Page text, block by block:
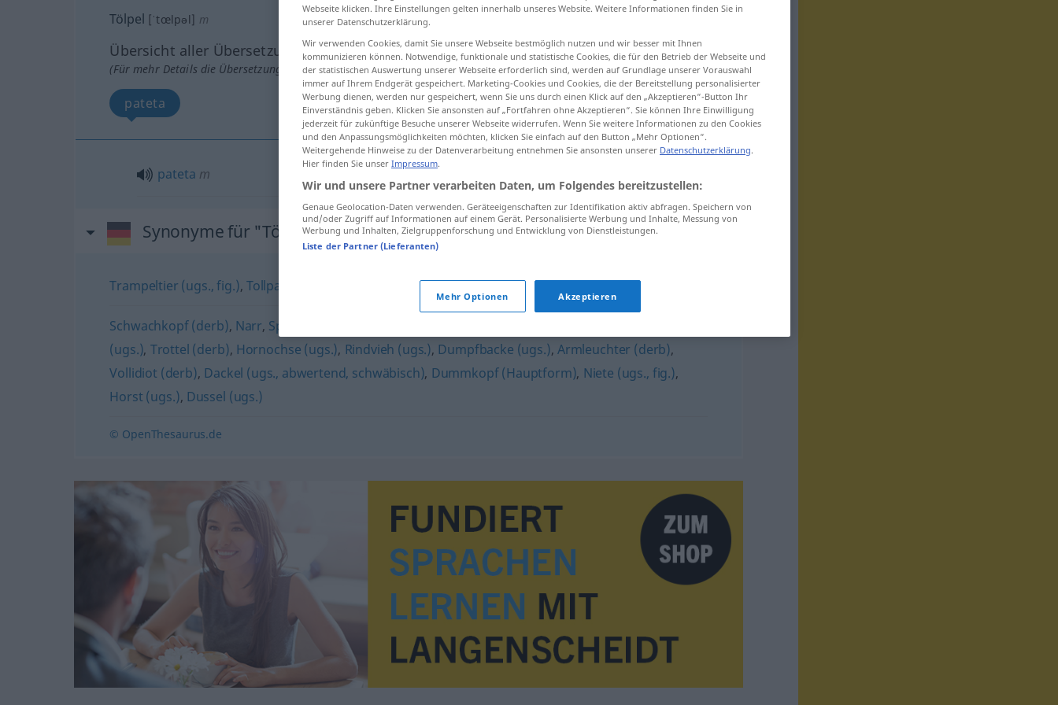
Tölpel [ˈtœlpəl] m
Übersicht aller Übersetzungen
(Für mehr Details die Übersetzung anklicken/antippen)
pateta
pateta m
Synonyme für "Tölpel"
Trampeltier (ugs., fig.), Tollpatsch
Schwachkopf (derb), Narr, Spaten (ugs.)
(ugs.), Trottel (derb), Hornochse (ugs.), Rindvieh (ugs.), Dumpfbacke (ugs.), Armleuchter (derb),
Vollidiot (derb), Dackel (ugs., abwertend, schwäbisch), Dummkopf (Hauptform), Niete (ugs., fig.),
Horst (ugs.), Dussel (ugs.)
© OpenThesaurus.de
Webseite klicken. Ihre Einstellungen gelten innerhalb unseres Website. Weitere Informationen finden Sie in
unserer Datenschutzerklärung.
Wir verwenden Cookies, damit Sie unsere Webseite bestmöglich nutzen und wir besser mit Ihnen
kommunizieren können. Notwendige, funktionale und statistische Cookies, die für den Betrieb der Webseite und
der statistischen Auswertung unserer Webseite erforderlich sind, werden auf Grundlage unserer Vorauswahl
immer auf Ihrem Endgerät gespeichert. Marketing-Cookies und Cookies, die der Bereitstellung personalisierter
Werbung dienen, werden nur gespeichert, wenn Sie uns durch einen Klick auf den „Akzeptieren“-Button Ihr
Einverständnis geben. Klicken Sie ansonsten auf „Fortfahren ohne Akzeptieren“. Sie können Ihre Einwilligung
jederzeit für zukünftige Besuche unserer Webseite widerrufen. Wenn Sie weitere Informationen zu den Cookies
und den Anpassungsmöglichkeiten möchten, klicken Sie einfach auf den Button „Mehr Optionen“.
Weitergehende Hinweise zu der Datenverarbeitung entnehmen Sie ansonsten unserer Datenschutzerklärung.
Hier finden Sie unser Impressum.
Wir und unsere Partner verarbeiten Daten, um Folgendes bereitzustellen:
Genaue Geolocation-Daten verwenden. Geräteeigenschaften zur Identifikation aktiv abfragen. Speichern von
und/oder Zugriff auf Informationen auf einem Gerät. Personalisierte Werbung und Inhalte, Messung von
Werbung und Inhalten, Zielgruppenforschung und Entwicklung von Dienstleistungen.
Liste der Partner (Lieferanten)
Mehr Optionen Akzeptieren